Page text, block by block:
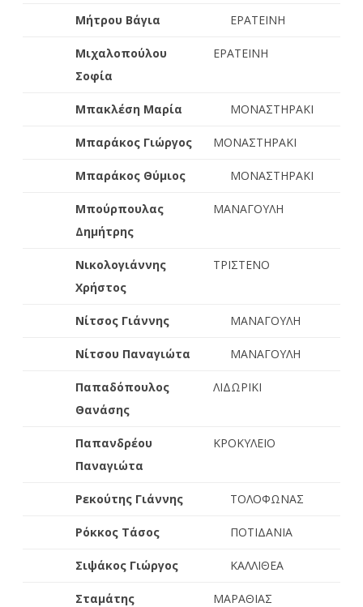
Μήτρου Βάγια ΕΡΑΤΕΙΝΗ
Μιχαλοπούλου
Σοφία
ΕΡΑΤΕΙΝΗ
Μπακλέση Μαρία ΜΟΝΑΣΤΗΡΑΚΙ
Μπαράκος Γιώργος ΜΟΝΑΣΤΗΡΑΚΙ
Μπαράκος Θύμιος ΜΟΝΑΣΤΗΡΑΚΙ
Μπούρπουλας
Δημήτρης
ΜΑΝΑΓΟΥΛΗ
Νικολογιάννης
Χρήστος
ΤΡΙΣΤΕΝΟ
Νίτσος Γιάννης ΜΑΝΑΓΟΥΛΗ
Νίτσου Παναγιώτα ΜΑΝΑΓΟΥΛΗ
Παπαδόπουλος
Θανάσης
ΛΙΔΩΡΙΚΙ
Παπανδρέου
Παναγιώτα
ΚΡΟΚΥΛΕΙΟ
Ρεκούτης Γιάννης ΤΟΛΟΦΩΝΑΣ
Ρόκκος Τάσος ΠΟΤΙΔΑΝΙΑ
Σιψάκος Γιώργος ΚΑΛΛΙΘΕΑ
Σταμάτης
ΜΑΡΑΘΙΑΣ